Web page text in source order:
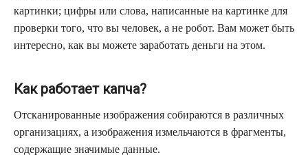
картинки; цифры или слова, написанные на картинке для
проверки того, что вы человек, а не робот. Вам может быть
интересно, как вы можете заработать деньги на этом.
Как работает капча?
Отсканированные изображения собираются в различных
организациях, а изображения измельчаются в фрагменты,
содержащие значимые данные.